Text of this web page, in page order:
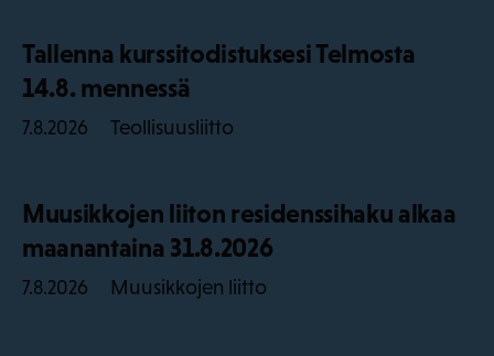
Tallenna kurssitodistuksesi Telmosta
14.8. mennessä
7.8.2026 Teollisuusliitto
Muusikkojen liiton residenssihaku alkaa
maanantaina 31.8.2026
7.8.2026 Muusikkojen liitto